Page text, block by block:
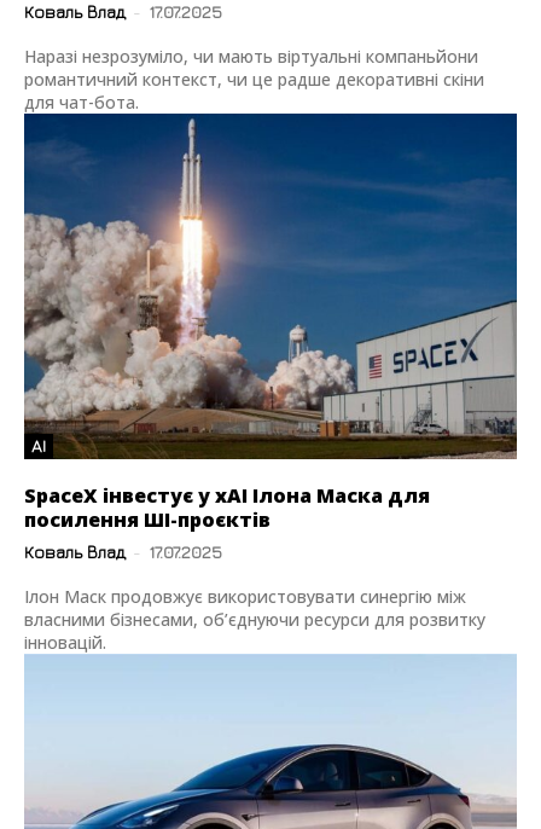
Коваль Влад - 17.07.2025
Наразі незрозуміло, чи мають віртуальні компаньйони
романтичний контекст, чи це радше декоративні скіни
для чат-бота.
AI
SpaceX інвестує у xAI Ілона Маска для
посилення ШІ-проєктів
Коваль Влад - 17.07.2025
Ілон Маск продовжує використовувати синергію між
власними бізнесами, об’єднуючи ресурси для розвитку
інновацій.